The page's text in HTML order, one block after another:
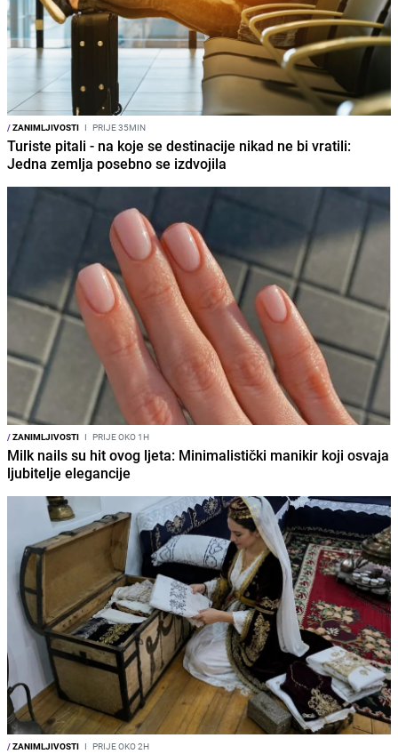
/ZANIMLJIVOSTI I PRIJE 35MIN
Turiste pitali - na koje se destinacije nikad ne bi vratili:
Jedna zemlja posebno se izdvojila
/ZANIMLJIVOSTI I PRIJE OKO 1H
Milk nails su hit ovog ljeta: Minimalistički manikir koji osvaja
ljubitelje elegancije
/ZANIMLJIVOSTI I PRIJE OKO 2H